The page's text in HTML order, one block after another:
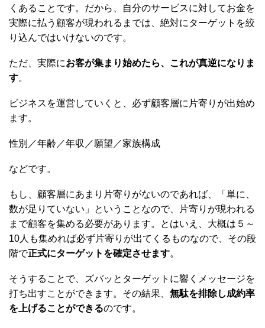
くあることです。だから、自分のサービスに対してお金を
実際に払う顧客が現われるまでは、絶対にターゲットを絞
り込んではいけないのです。
ただ、実際にお客が集まり始めたら、これが真逆になりま
す。
ビジネスを運営していくと、必ず顧客層に片寄りが出始め
ます。
性別／年齢／年収／願望／家族構成
などです。
もし、顧客層にあまり片寄りがないのであれば、「単に、
数が足りていない」ということなので、片寄りが現われる
まで顧客を集める必要があります。とはいえ、大概は５～
10人も集めれば必ず片寄りが出てくるものなので、その段
階で正式にターゲットを確定させます。
そうすることで、ズバッとターゲットに響くメッセージを
打ち出すことができます。その結果、 無駄を排除し成約率
を上げることができるのです。